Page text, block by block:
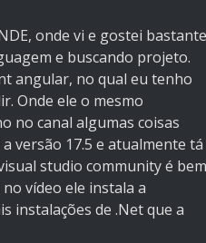
onde vi e gostei bastante
e buscando projeto.
angular, no qual eu tenho
Onde ele o mesmo
no canal algumas coisas
versão 17.5 e atualmente tá
studio community é bem
vídeo ele instala a
instalações de .Net que a